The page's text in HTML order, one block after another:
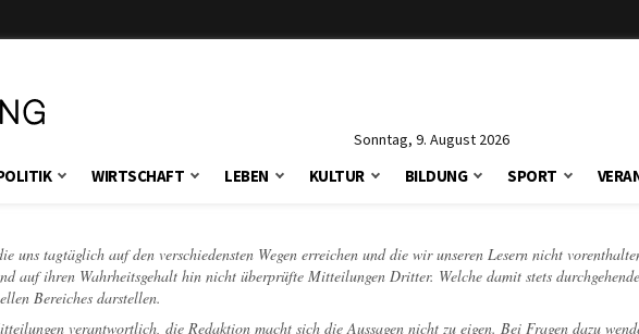
Sonntag, 9. August 2026
WIRTSCHAFT LEBEN KULTUR BILDUNG SPORT
uns tagtäglich auf den verschiedensten Wegen erreichen und die wir unseren Lesern nicht
auf ihren Wahrheitsgehalt hin nicht überprüfte Mitteilungen Dritter. Welche damit stets
Bereiches darstellen.
verantwortlich, die Redaktion macht sich die Aussagen nicht zu eigen. Bei Fragen dazu